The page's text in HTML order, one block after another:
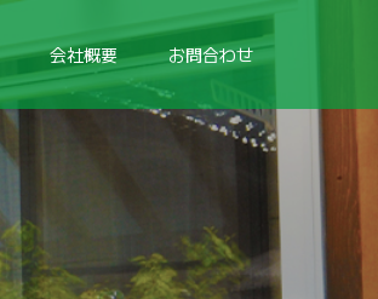
会社概要 お問合わせ